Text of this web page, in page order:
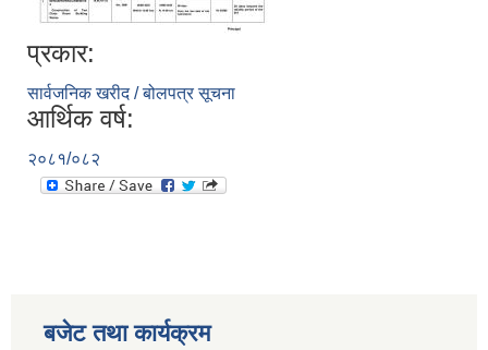
प्रकार:
सार्वजनिक खरीद / बोलपत्र सूचना
आर्थिक वर्ष:
२०८१/०८२
बजेट तथा कार्यक्रम